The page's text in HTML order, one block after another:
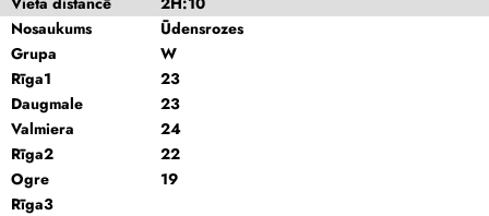
Nosaukums
Ūdensrozes
Grupa
W
Rīga1
23
Daugmale
23
Valmiera
24
Rīga2
22
Ogre
19
Rīga3